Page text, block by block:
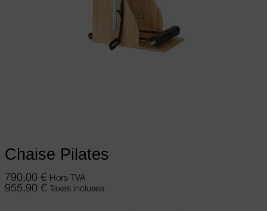
Chaise Pilates
790,00 € Hors TVA
955,90 € Taxes incluses